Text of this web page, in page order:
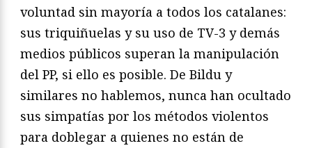
voluntad sin mayoría a todos los catalanes:
sus triquiñuelas y su uso de TV-3 y demás
medios públicos superan la manipulación
del PP, si ello es posible. De Bildu y
similares no hablemos, nunca han ocultado
sus simpatías por los métodos violentos
para doblegar a quienes no están de